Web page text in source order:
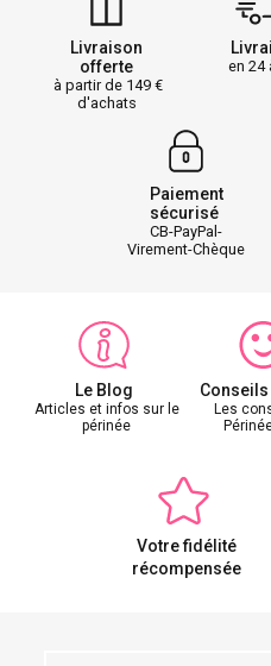
Livraison
offerte
à partir de 149
d'achats
en 24
Paiement
sécurisé
CB-PayPal-
Virement-Chèque
Le Blog
Articles et infos sur le
périnée
Les
Votre fidélité
récompensée